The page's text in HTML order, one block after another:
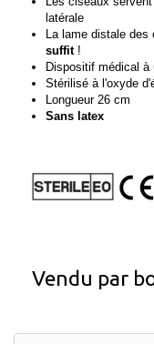
latérale
La lame distale
suffit!
Dispositif médical à
Stérilisé à l'oxyde
Longueur 26 cm
Sans latex
Vendu par